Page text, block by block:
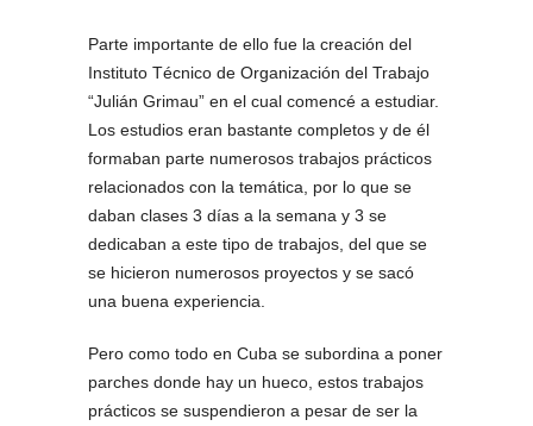
Parte importante de ello fue la creación del
Instituto Técnico de Organización del Trabajo
“Julián Grimau” en el cual comencé a estudiar.
Los estudios eran bastante completos y de él
formaban parte numerosos trabajos prácticos
relacionados con la temática, por lo que se
daban clases 3 días a la semana y 3 se
dedicaban a este tipo de trabajos, del que se
se hicieron numerosos proyectos y se sacó
una buena experiencia.
Pero como todo en Cuba se subordina a poner
parches donde hay un hueco, estos trabajos
prácticos se suspendieron a pesar de ser la